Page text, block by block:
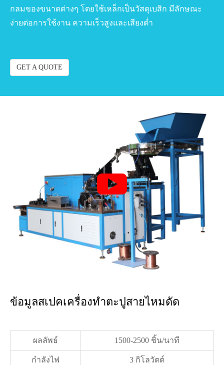
กลมของขนาดต่างๆ โดยใช้เหล็กเป็นวัสดุเบสิก มีลักษณะ
ง่ายต่อการใช้งาน ความเร็วสูงและเสียงต่ำ
GET A QUOTE

ข้อมูลสเปคเครื่องทำตะปูสายไหมดัด
ผลลัพธ์ 1500-2500 ชิ้น/นาที
กำลังไฟ 3 กิโลวัตต์